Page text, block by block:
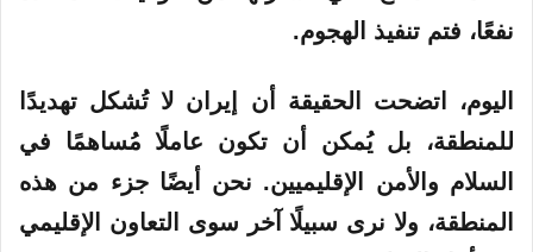
نفعًا، فتم تنفيذ الهجوم.
اليوم، اتضحت الحقيقة أن إيران لا تُشكل تهديدًا
للمنطقة، بل يُمكن أن تكون عاملًا مُساهمًا في
السلام والأمن الإقليميين. نحن أيضًا جزء من هذه
المنطقة، ولا نرى سبيلًا آخر سوى التعاون الإقليمي